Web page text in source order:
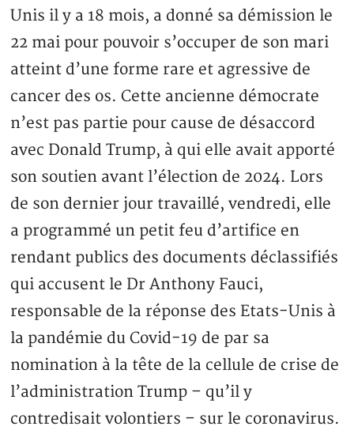
Unis il y a 18 mois, a donné sa démission le
22 mai pour pouvoir s’occuper de son mari
atteint d’une forme rare et agressive de
cancer des os. Cette ancienne démocrate
n’est pas partie pour cause de désaccord
avec Donald Trump, à qui elle avait apporté
son soutien avant l’élection de 2024. Lors
de son dernier jour travaillé, vendredi, elle
a programmé un petit feu d’artifice en
rendant publics des documents déclassifiés
qui accusent le Dr Anthony Fauci,
responsable de la réponse des Etats-Unis à
la pandémie du Covid-19 de par sa
nomination à la tête de la cellule de crise de
l’administration Trump – qu’il y
contredisait volontiers – sur le coronavirus.